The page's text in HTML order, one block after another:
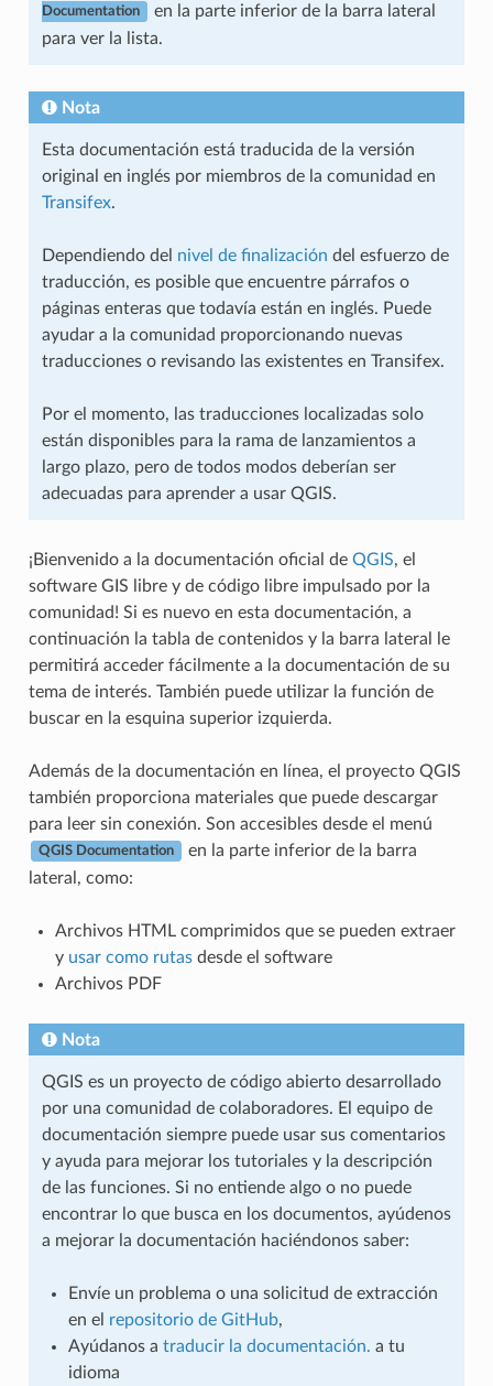
Documentation
en la parte inferior de la barra lateral
para ver la lista.
Nota
Esta documentación está traducida de la versión
original en inglés por miembros de la comunidad en
Transifex.
Dependiendo del nivel de finalización del esfuerzo de
traducción, es posible que encuentre párrafos o
páginas enteras que todavía están en inglés. Puede
ayudar a la comunidad proporcionando nuevas
traducciones o revisando las existentes en Transifex.
Por el momento, las traducciones localizadas solo
están disponibles para la rama de lanzamientos a
largo plazo, pero de todos modos deberían ser
adecuadas para aprender a usar QGIS.
¡Bienvenido a la documentación oficial de QGIS, el
software GIS libre y de código libre impulsado por la
comunidad! Si es nuevo en esta documentación, a
continuación la tabla de contenidos y la barra lateral le
permitirá acceder fácilmente a la documentación de su
tema de interés. También puede utilizar la función de
buscar en la esquina superior izquierda.
Además de la documentación en línea, el proyecto QGIS
también proporciona materiales que puede descargar
para leer sin conexión. Son accesibles desde el menú
QGIS Documentation
en la parte inferior de la barra
lateral, como:
Archivos HTML comprimidos que se pueden extraer
y usar como rutasdesde el software
Archivos PDF
Nota
QGIS es un proyecto de código abierto desarrollado
por una comunidad de colaboradores. El equipo de
documentación siempre puede usar sus comentarios
y ayuda para mejorar los tutoriales y la descripción
de las funciones. Si no entiende algo o no puede
encontrar lo que busca en los documentos, ayúdenos
a mejorar la documentación haciéndonos saber:
Envíe un problema o una solicitud de extracción
en el repositorio de GitHub,
Ayúdanos a traducir la documentación. a tu
idioma